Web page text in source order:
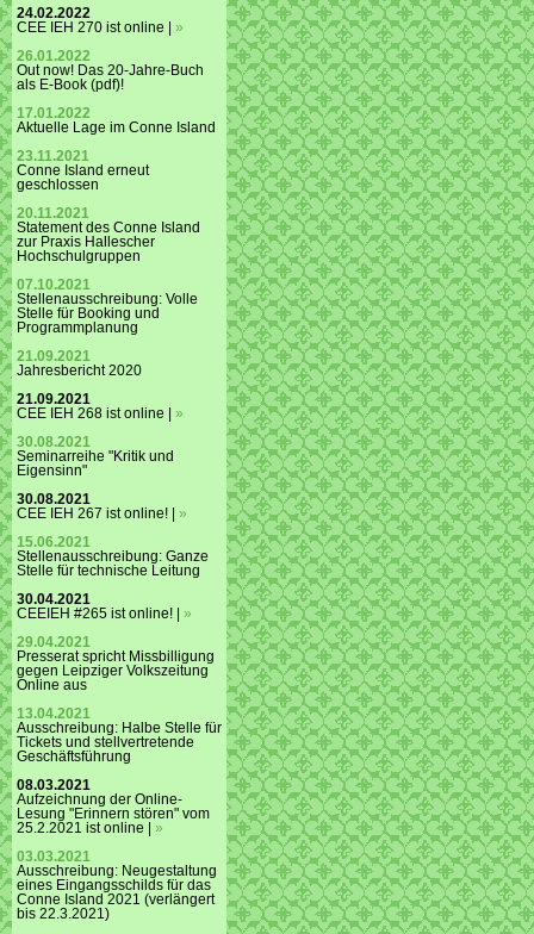
24.02.2022
CEE IEH 270 ist online | »
26.01.2022
Out now! Das 20-Jahre-Buch
als E-Book (pdf)!
17.01.2022
Aktuelle Lage im Conne Island
23.11.2021
Conne Island erneut
geschlossen
20.11.2021
Statement des Conne Island
zur Praxis Hallescher
Hochschulgruppen
07.10.2021
Stellenausschreibung: Volle
Stelle für Booking und
Programmplanung
21.09.2021
Jahresbericht 2020
21.09.2021
CEE IEH 268 ist online | »
30.08.2021
Seminarreihe "Kritik und
Eigensinn"
30.08.2021
CEE IEH 267 ist online! | »
15.06.2021
Stellenausschreibung: Ganze
Stelle für technische Leitung
30.04.2021
CEEIEH #265 ist online! | »
29.04.2021
Presserat spricht Missbilligung
gegen Leipziger Volkszeitung
Online aus
13.04.2021
Ausschreibung: Halbe Stelle für
Tickets und stellvertretende
Geschäftsführung
08.03.2021
Aufzeichnung der Online-
Lesung "Erinnern stören" vom
25.2.2021 ist online | »
03.03.2021
Ausschreibung: Neugestaltung
eines Eingangsschilds für das
Conne Island 2021 (verlängert
bis 22.3.2021)